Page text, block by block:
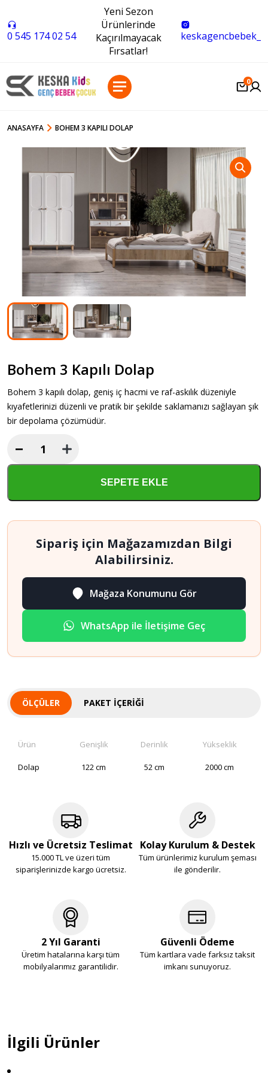
0 545 174 02 54
Yeni Sezon
Ürünlerinde
Kaçırılmayacak
Fırsatlar!
keskagencbebek_
0
ANASAYFA BOHEM 3 KAPILI DOLAP
Bohem 3 Kapılı Dolap
Bohem 3 kapılı dolap, geniş iç hacmi ve raf-askılık düzeniyle
kıyafetlerinizi düzenli ve pratik bir şekilde saklamanızı sağlayan şık
bir depolama çözümüdür.
Bohem
3
Dolap
−
SEPETE EKLE
Sipariş için Mağazamızdan Bilgi
Alabilirsiniz.
Mağaza Konumunu Gör
WhatsApp ile İletişime Geç
ÖLÇÜLER PAKET İÇERIĞI
Ürün Genişlik Derinlik Yükseklik
Dolap 122 cm 52 cm 2000 cm
Hızlı ve Ücretsiz Teslimat
15.000 TL ve üzeri tüm
siparişlerinizde kargo ücretsiz.
Kolay Kurulum & Destek
Tüm ürünlerimiz kurulum şeması
ile gönderilir.
2 Yıl Garanti
Üretim hatalarına karşı tüm
mobilyalarımız garantilidir.
Güvenli Ödeme
Tüm kartlara vade farksız taksit
imkanı sunuyoruz.
İlgili Ürünler